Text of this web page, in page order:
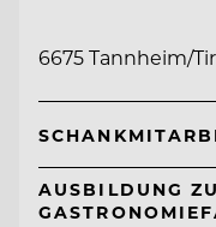
6675 Tannheim/
AUSBILDUNG